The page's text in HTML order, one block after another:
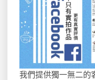
我們提供獨一無二的